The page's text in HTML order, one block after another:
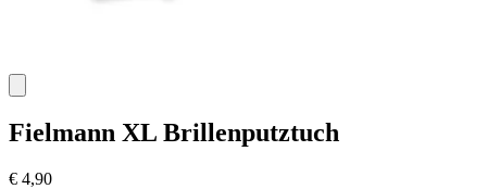
Fielmann XL Brillenputztuch
€ 4,90